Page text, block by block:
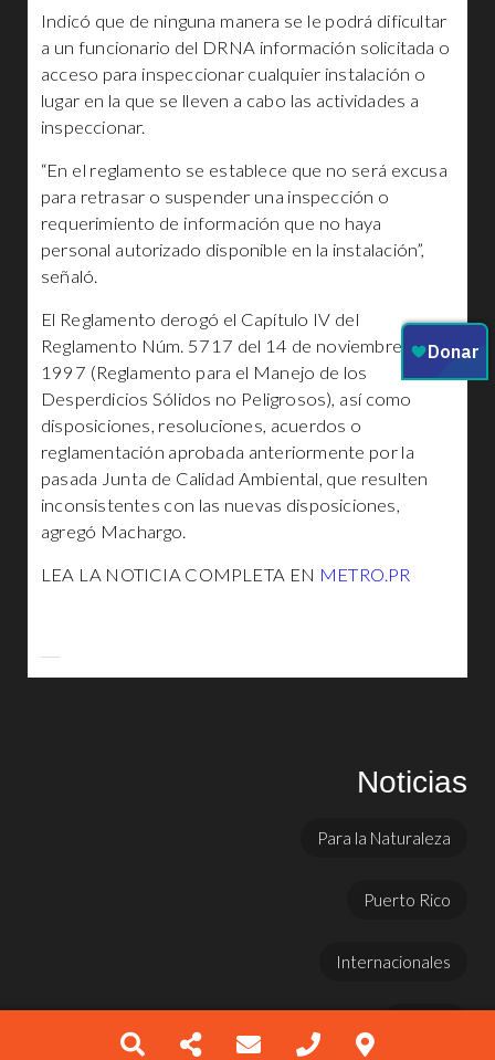
Indicó que de ninguna manera se le podrá dificultar
a un funcionario del DRNA información solicitada o
acceso para inspeccionar cualquier instalación o
lugar en la que se lleven a cabo las actividades a
inspeccionar.
“En el reglamento se establece que no será excusa
para retrasar o suspender una inspección o
requerimiento de información que no haya
personal autorizado disponible en la instalación”,
señaló.
El Reglamento derogó el Capítulo IV del
Reglamento Núm. 5717 del 14 de noviembre de
1997 (Reglamento para el Manejo de los
Desperdicios Sólidos no Peligrosos), así como
disposiciones, resoluciones, acuerdos o
reglamentación aprobada anteriormente por la
pasada Junta de Calidad Ambiental, que resulten
inconsistentes con las nuevas disposiciones,
agregó Machargo.
LEA LA NOTICIA COMPLETA EN METRO.PR
Noticias
Para la Naturaleza
Puerto Rico
Internacionales